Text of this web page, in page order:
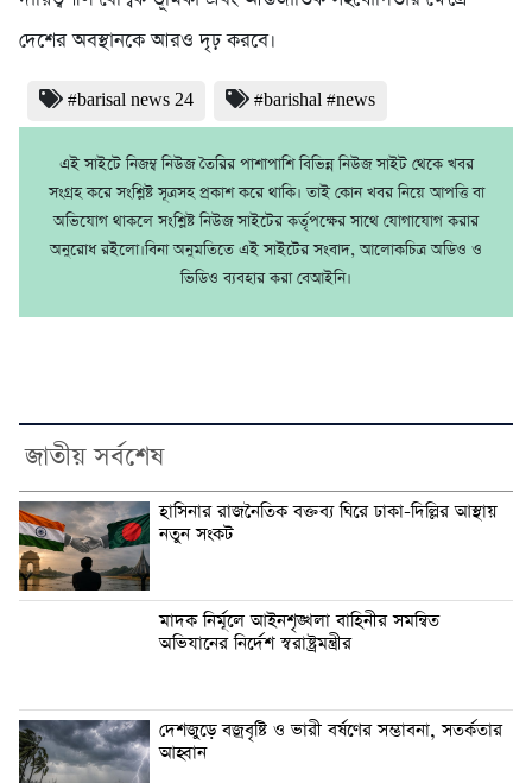
দেশের অবস্থানকে আরও দৃঢ় করবে।
#barisal news 24 #barishal #news
এই সাইটে নিজম্ব নিউজ তৈরির পাশাপাশি বিভিন্ন নিউজ সাইট থেকে খবর
সংগ্রহ করে সংশ্লিষ্ট সূত্রসহ প্রকাশ করে থাকি। তাই কোন খবর নিয়ে আপত্তি বা
অভিযোগ থাকলে সংশ্লিষ্ট নিউজ সাইটের কর্তৃপক্ষের সাথে যোগাযোগ করার
অনুরোধ রইলো।বিনা অনুমতিতে এই সাইটের সংবাদ, আলোকচিত্র অডিও ও
ভিডিও ব্যবহার করা বেআইনি।
জাতীয় সর্বশেষ
হাসিনার রাজনৈতিক বক্তব্য ঘিরে ঢাকা-দিল্লির আস্থায়
নতুন সংকট
মাদক নির্মূলে আইনশৃঙ্খলা বাহিনীর সমন্বিত
অভিযানের নির্দেশ স্বরাষ্ট্রমন্ত্রীর
দেশজুড়ে বজ্রবৃষ্টি ও ভারী বর্ষণের সম্ভাবনা, সতর্কতার
আহ্বান